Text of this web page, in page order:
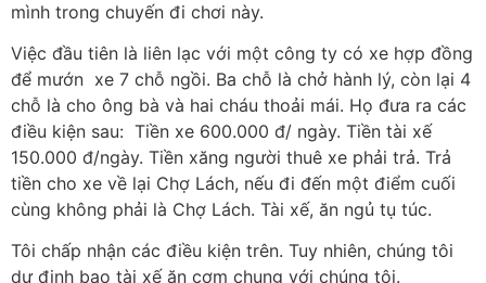
mình trong chuyến đi chơi này.
Việc đầu tiên là liên lạc với một công ty có xe hợp đồng
để mướn xe 7 chỗ ngồi. Ba chỗ là chở hành lý, còn lại 4
chỗ là cho ông bà và hai cháu thoải mái. Họ đưa ra các
điều kiện sau: Tiền xe 600.000 đ/ ngày. Tiền tài xế
150.000 đ/ngày. Tiền xăng người thuê xe phải trả. Trả
tiền cho xe về lại Chợ Lách, nếu đi đến một điểm cuối
cùng không phải là Chợ Lách. Tài xế, ăn ngủ tụ túc.
Tôi chấp nhận các điều kiện trên. Tuy nhiên, chúng tôi
dự định bao tài xế ăn cơm chung với chúng tôi.